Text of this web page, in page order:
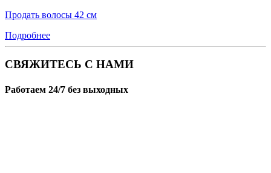
Продать волосы 42 см
Подробнее
СВЯЖИТЕСЬ С НАМИ
Работаем 24/7 без выходных